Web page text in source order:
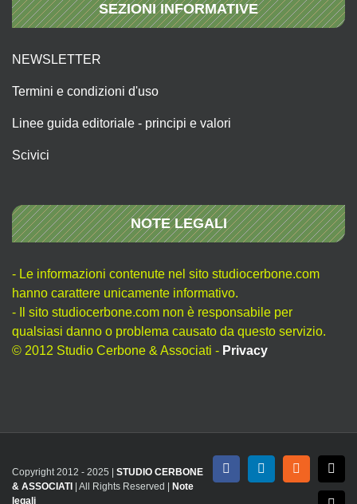
SEZIONI INFORMATIVE
NEWSLETTER
Termini e condizioni d'uso
Linee guida editoriale - principi e valori
Scivici
NOTE LEGALI
- Le informazioni contenute nel sito studiocerbone.com
hanno carattere unicamente informativo.
- Il sito studiocerbone.com non è responsabile per
qualsiasi danno o problema causato da questo servizio.
© 2012 Studio Cerbone & Associati - Privacy
Copyright 2012 - 2025 | STUDIO CERBONE
& ASSOCIATI
| All Rights Reserved |
Note
legali
FacebookLinkedInRss X